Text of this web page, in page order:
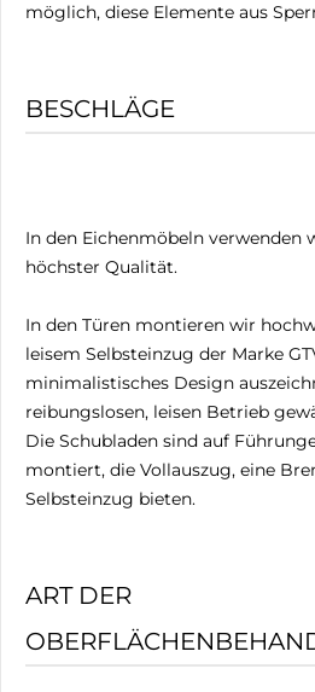
möglich, diese Elemente aus
BESCHLÄGE
In den Eichenmöbeln verwenden
höchster Qualität.
In den Türen montieren wir
leisem Selbsteinzug der Marke
minimalistisches Design
reibungslosen, leisen Betrieb
Die Schubladen sind auf
montiert, die Vollauszug, eine
Selbsteinzug bieten.
ART DER